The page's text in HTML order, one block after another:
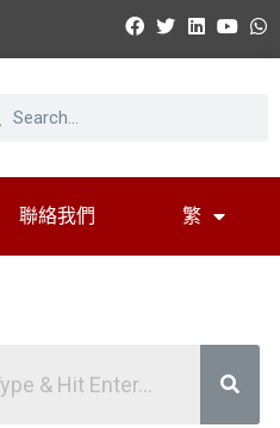
聯絡我們 繁